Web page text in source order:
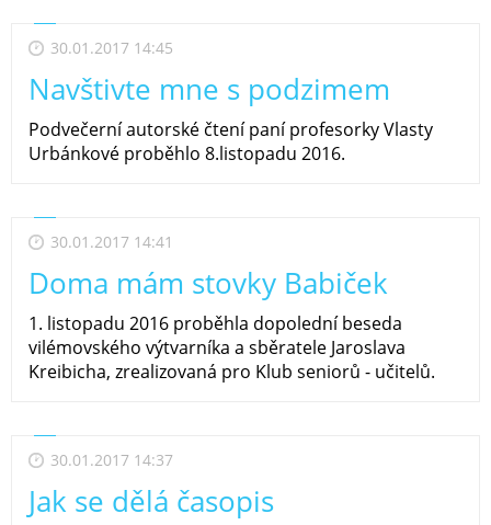
30.01.2017 14:45
Navštivte mne s podzimem
Podvečerní autorské čtení paní profesorky Vlasty
Urbánkové proběhlo 8.listopadu 2016.
30.01.2017 14:41
Doma mám stovky Babiček
1. listopadu 2016 proběhla dopolední beseda
vilémovského výtvarníka a sběratele Jaroslava
Kreibicha, zrealizovaná pro Klub seniorů - učitelů.
30.01.2017 14:37
Jak se dělá časopis